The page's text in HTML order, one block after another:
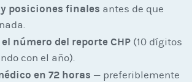
posiciones finales antes de que
número del reporte CHP (10 dígitos
con el año).
en 72 horas — preferiblemente